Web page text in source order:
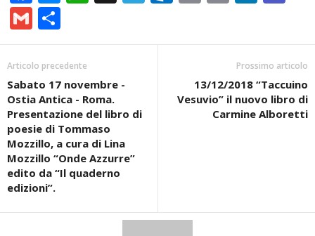
Gmail
Articolo precedente
Sabato 17 novembre -
Ostia Antica - Roma.
Presentazione del libro di
poesie di Tommaso
Mozzillo, a cura di Lina
Mozzillo “Onde Azzurre”
edito da “Il quaderno
edizioni”.
Prossimo articolo
13/12/2018 “Taccuino
Vesuvio” il nuovo libro di
Carmine Alboretti